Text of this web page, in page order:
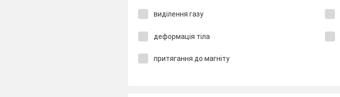
виділення газу
деформація тіла
притягання до магніту